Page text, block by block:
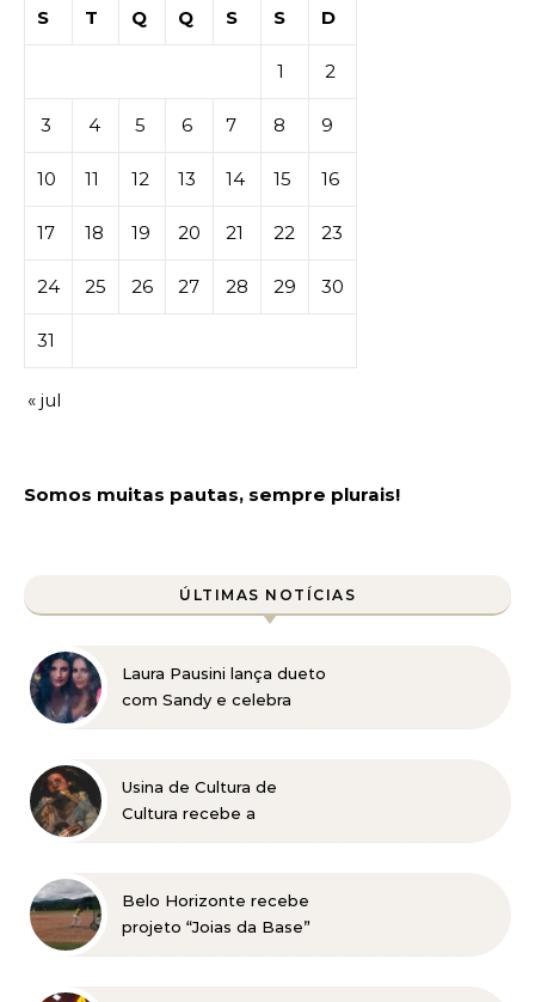
S
T Q Q S S D
1 2
3 4 5 6 7 8 9
10 11 12 13 14 15 16
17 18 19 20 21 22 23
24 25 26 27 28 29 30
31
« jul
Somos muitas pautas, sempre plurais!
ÚLTIMAS NOTÍCIAS
Laura Pausini lança dueto
com Sandy e celebra
Usina de Cultura de
Cultura recebe a
Belo Horizonte recebe
projeto “Joias da Base”